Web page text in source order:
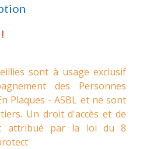
sont à usage exclusif
des Personnes
Plaques - ASBL et ne sont
Un droit d'accès et de
attribué par la loi du 8